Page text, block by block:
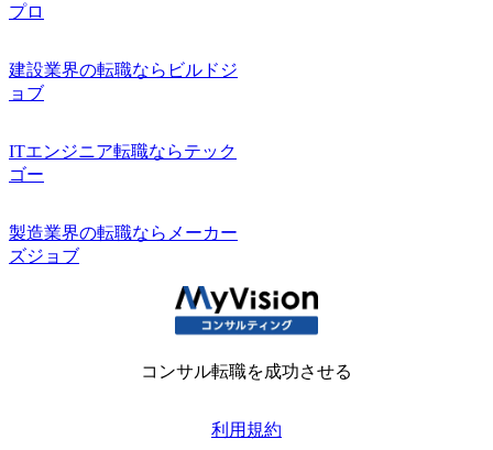
プロ
建設業界の転職ならビルドジ
ョブ
ITエンジニア転職ならテック
ゴー
製造業界の転職ならメーカー
ズジョブ
コンサル転職を成功させる
利用規約